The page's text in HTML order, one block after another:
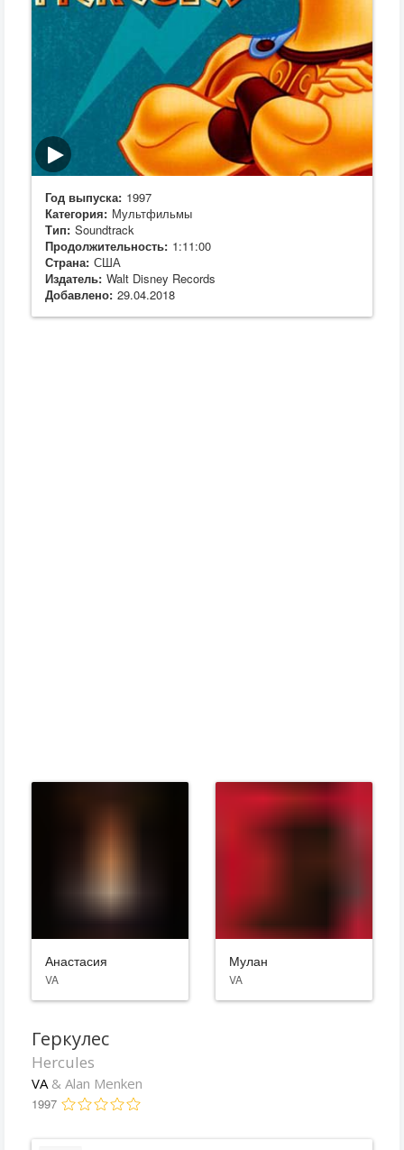
Год выпуска: 1997
Категория: Мультфильмы
Тип: Soundtrack
Продолжительность: 1:11:00
Страна: США
Издатель: Walt Disney Records
Добавлено: 29.04.2018
Анастасия
VA
Мулан
VA
Геркулес
Hercules
VA & Alan Menken
1997